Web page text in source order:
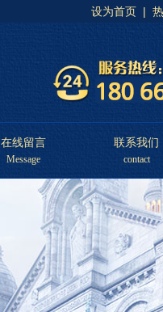
设为首页 |
在线留言
Message
联系我们
contact